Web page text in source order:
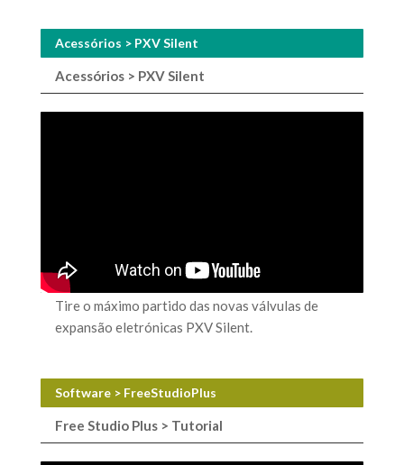
Acessórios > PXV Silent
Acessórios > PXV Silent
Tire o máximo partido das novas válvulas de
expansão eletrónicas PXV Silent.
Software > FreeStudioPlus
Free Studio Plus > Tutorial